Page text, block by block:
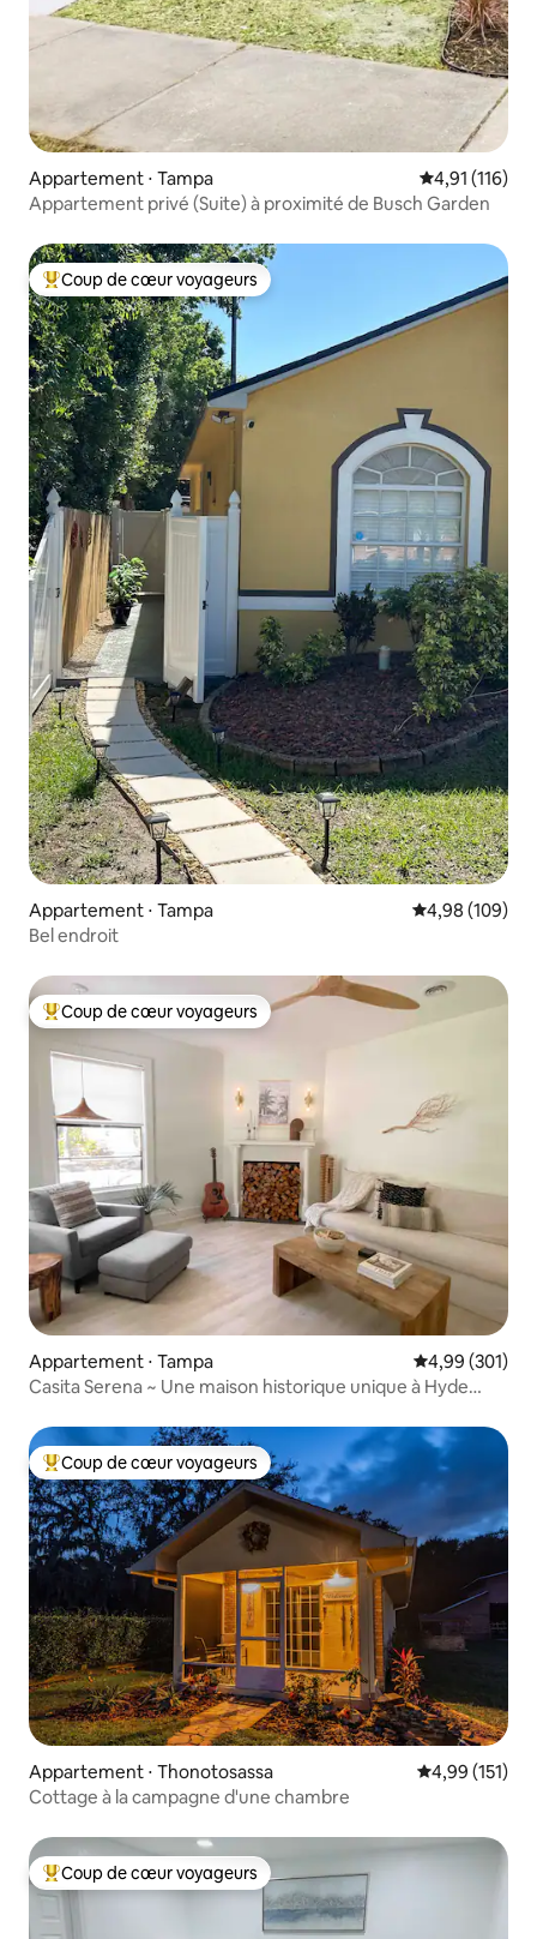
Appartement ⋅ Tampa Évaluation
4,91 (116)
Appartement privé (Suite) à proximité de Busch Garden
Coups de cœur voyageurs les plus appréciés
Coup de cœur voyageurs
Appartement ⋅ Tampa Évaluation
4,98 (109)
Bel endroit
Coups de cœur voyageurs les plus appréciés
Coup de cœur voyageurs
Appartement ⋅ Tampa Évaluation
4,99 (301)
Casita Serena ~ Une maison historique unique à Hyde
Coups de cœur voyageurs les plus appréciés
Coup de cœur voyageurs
Appartement ⋅ Thonotosassa Évaluation
4,99 (151)
Cottage à la campagne d'une chambre
Coups de cœur voyageurs les plus appréciés
Coup de cœur voyageurs